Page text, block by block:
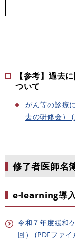
【参考】過去
ついて
がん等の診療
去の研修会）
修了者医師名
e-learning導
令和７年度緩和
回） (PDFファ